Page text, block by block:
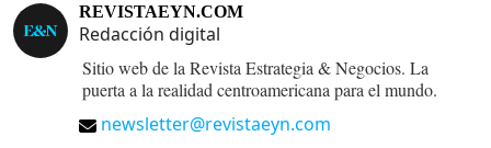
REVISTAEYN.COM
Redacción digital
Sitio web de la Revista Estrategia & Negocios. La
puerta a la realidad centroamericana para el mundo.
newsletter@revistaeyn.com